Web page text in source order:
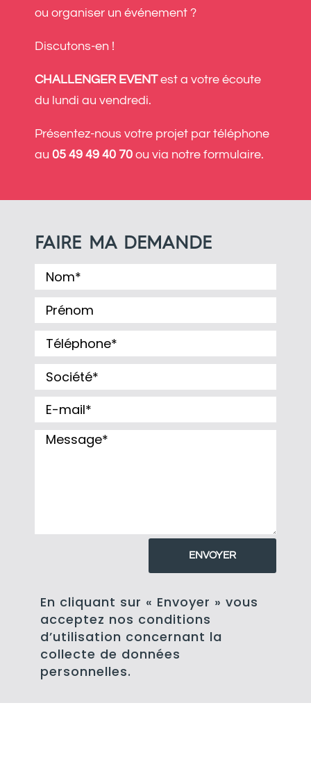
ou organiser un événement ?
Discutons-en !
CHALLENGER EVENT est a votre écoute
du lundi au vendredi.
Présentez-nous votre projet par téléphone
au 05 49 49 40 70 ou via notre formulaire.
FAIRE MA DEMANDE
ENVOYER
En cliquant sur « Envoyer » vous
acceptez nos conditions
d’utilisation concernant la
collecte de données
personnelles.